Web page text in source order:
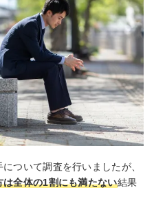
ついて調査を行いましたが、
全体の1割にも満たない結果